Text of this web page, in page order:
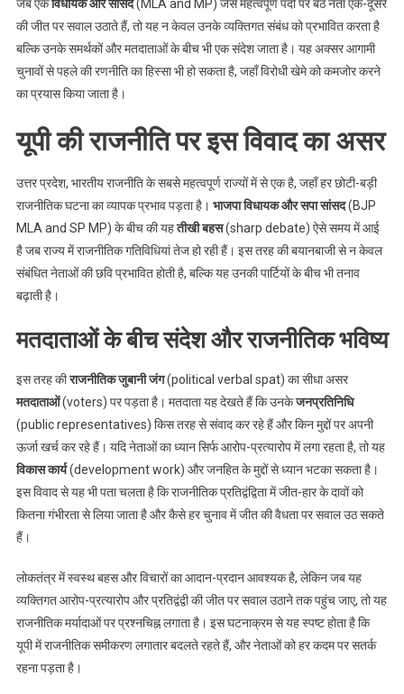
जब एकविधायक और सांसद(MLA and MP) जैसे महत्वपूर्ण पदों पर बैठे नेता एक-दूसरे
की जीत पर सवाल उठाते हैं, तो यह न केवल उनके व्यक्तिगत संबंध को प्रभावित करता है
बल्कि उनके समर्थकों और मतदाताओं के बीच भी एक संदेश जाता है। यह अक्सर आगामी
चुनावों से पहले की रणनीति का हिस्सा भी हो सकता है, जहाँ विरोधी खेमे को कमजोर करने
का प्रयास किया जाता है।
यूपी की राजनीति पर इस विवाद का असर
उत्तर प्रदेश, भारतीय राजनीति के सबसे महत्वपूर्ण राज्यों में से एक है, जहाँ हर छोटी-बड़ी
राजनीतिक घटना का व्यापक प्रभाव पड़ता है। भाजपा विधायक और सपा सांसद(BJP
MLA and SP MP) के बीच की यहतीखी बहस(sharp debate) ऐसे समय में आई
है जब राज्य में राजनीतिक गतिविधियां तेज हो रही हैं। इस तरह की बयानबाजी से न केवल
संबंधित नेताओं की छवि प्रभावित होती है, बल्कि यह उनकी पार्टियों के बीच भी तनाव
बढ़ाती है।
मतदाताओं के बीच संदेश और राजनीतिक भविष्य
इस तरह कीराजनीतिक जुबानी जंग(political verbal spat) का सीधा असर
मतदाताओं(voters) पर पड़ता है। मतदाता यह देखते हैं कि उनकेजनप्रतिनिधि
(public representatives) किस तरह से संवाद कर रहे हैं और किन मुद्दों पर अपनी
ऊर्जा खर्च कर रहे हैं। यदि नेताओं का ध्यान सिर्फ आरोप-प्रत्यारोप में लगा रहता है, तो यह
विकास कार्य(development work) और जनहित के मुद्दों से ध्यान भटका सकता है।
इस विवाद से यह भी पता चलता है कि राजनीतिक प्रतिद्वंद्विता में जीत-हार के दावों को
कितना गंभीरता से लिया जाता है और कैसे हर चुनाव में जीत की वैधता पर सवाल उठ सकते
हैं।
लोकतंत्र में स्वस्थ बहस और विचारों का आदान-प्रदान आवश्यक है, लेकिन जब यह
व्यक्तिगत आरोप-प्रत्यारोप और प्रतिद्वंद्वी की जीत पर सवाल उठाने तक पहुंच जाए, तो यह
राजनीतिक मर्यादाओं पर प्रश्नचिह्न लगाता है। इस घटनाक्रम से यह स्पष्ट होता है कि
यूपी में राजनीतिक समीकरण लगातार बदलते रहते हैं, और नेताओं को हर कदम पर सतर्क
रहना पड़ता है।